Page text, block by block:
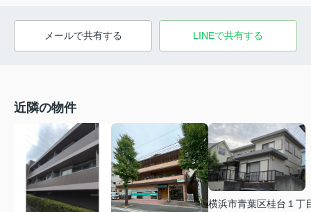
メールで共有する LINEで共有する
近隣の物件
横浜市青葉区桂台１丁